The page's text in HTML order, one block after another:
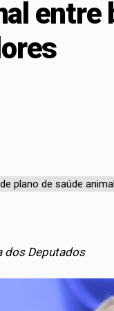
Projeto cria política
Comissão Mista de
dos Deputados